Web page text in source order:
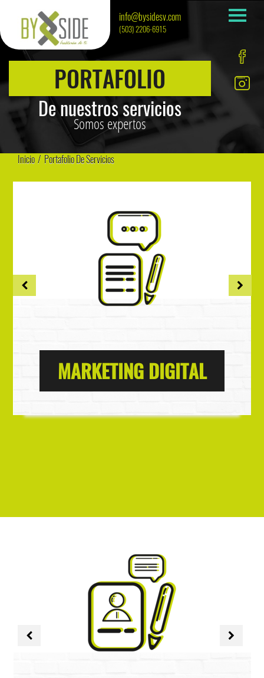
info@bysidesv.com
(503) 2206-6915
PORTAFOLIO
De nuestros servicios
Somos expertos
Inicio / Portafolio De Servicios
MARKETING DIGITAL